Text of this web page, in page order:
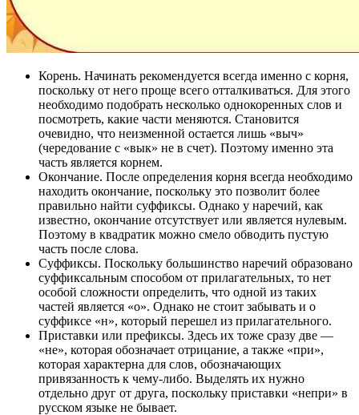
Корень. Начинать рекомендуется всегда именно с корня,
поскольку от него проще всего отталкиваться. Для этого
необходимо подобрать несколько однокоренных слов и
посмотреть, какие части меняются. Становится
очевидно, что неизменной остается лишь «выч»
(чередование с «вык» не в счет). Поэтому именно эта
часть является корнем.
Окончание. После определения корня всегда необходимо
находить окончание, поскольку это позволит более
правильно найти суффиксы. Однако у наречий, как
известно, окончание отсутствует или является нулевым.
Поэтому в квадратик можно смело обводить пустую
часть после слова.
Суффиксы. Поскольку большинство наречий образовано
суффиксальным способом от прилагательных, то нет
особой сложности определить, что одной из таких
частей является «о». Однако не стоит забывать и о
суффиксе «н», который перешел из прилагательного.
Приставки или префиксы. Здесь их тоже сразу две —
«не», которая обозначает отрицание, а также «при»,
которая характерна для слов, обозначающих
привязанность к чему-либо. Выделять их нужно
отдельно друг от друга, поскольку приставки «непри» в
русском языке не бывает.